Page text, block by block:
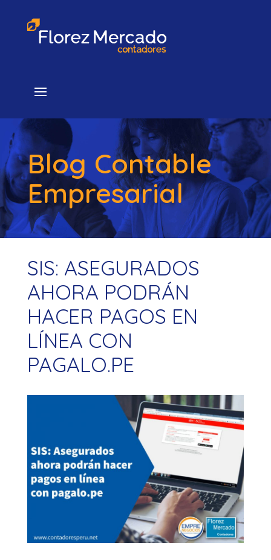
Blog Contable
Empresarial
SIS: ASEGURADOS
AHORA PODRÁN
HACER PAGOS EN
LÍNEA CON
PAGALO.PE